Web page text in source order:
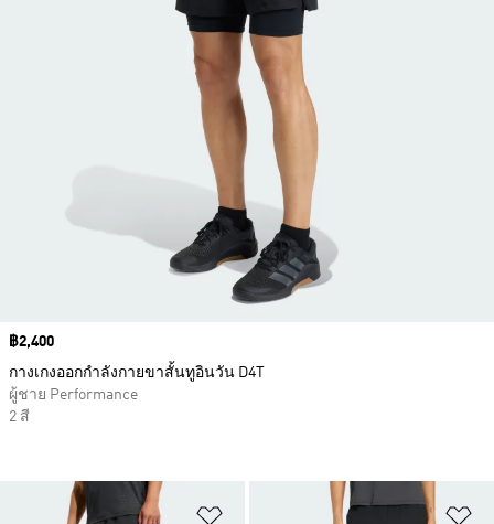
เพิ่มไปยังรายการสินค้าโปรด
Price
฿2,400
กางเกงออกกำลังกายขาสั้นทูอินวัน D4T
ผู้ชาย Performance
2 สี